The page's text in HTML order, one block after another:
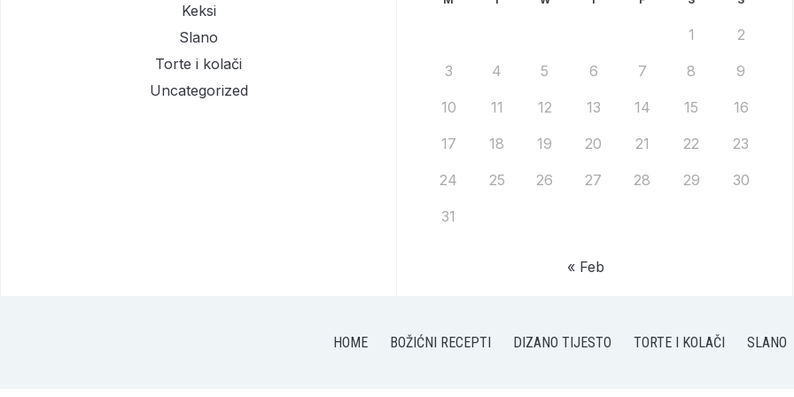
Keksi
Slano
Torte i kolači
Uncategorized
1 2
3 4 5 6 7 8 9
10 11 12 13 14 15 16
17 18 19 20 21 22 23
24 25 26 27 28 29 30
31
« Feb
HOME BOŽIĆNI RECEPTI DIZANO TIJESTO TORTE I KOLAČI SLANO